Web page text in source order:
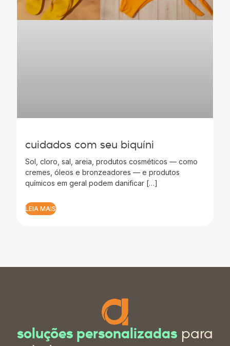
cuidados com seu biquíni
Sol, cloro, sal, areia, produtos cosméticos — como
cremes, óleos e bronzeadores — e produtos
químicos em geral podem danificar […]
LEIA MAIS
soluções personalizadas para